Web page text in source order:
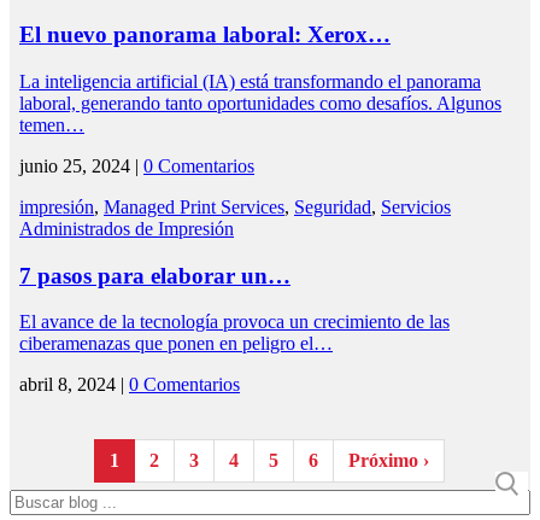
El nuevo panorama laboral: Xerox…
La inteligencia artificial (IA) está transformando el panorama
laboral, generando tanto oportunidades como desafíos. Algunos
temen…
junio 25, 2024 | 0 Comentarios
impresión, Managed Print Services, Seguridad, Servicios
Administrados de Impresión
7 pasos para elaborar un…
El avance de la tecnología provoca un crecimiento de las
ciberamenazas que ponen en peligro el…
abril 8, 2024 | 0 Comentarios
1 2 3 4 5 6 Próximo ›